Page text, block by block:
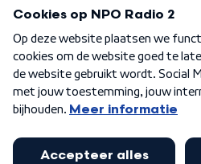
Algemene voorwaarden